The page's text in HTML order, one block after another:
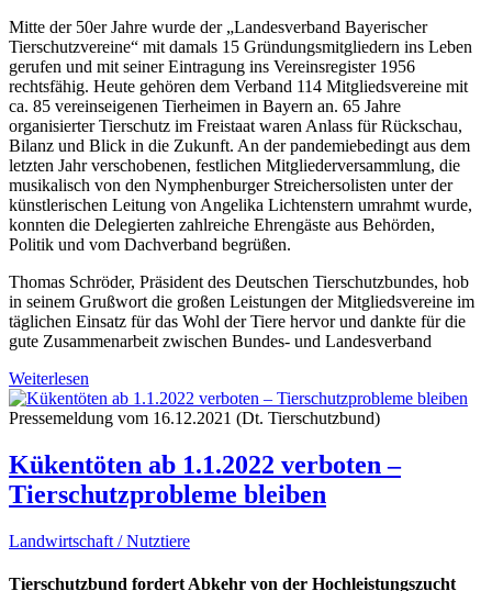
Mitte der 50er Jahre wurde der „Landesverband Bayerischer
Tierschutzvereine“ mit damals 15 Gründungsmitgliedern ins Leben
gerufen und mit seiner Eintragung ins Vereinsregister 1956
rechtsfähig. Heute gehören dem Verband 114 Mitgliedsvereine mit
ca. 85 vereinseigenen Tierheimen in Bayern an. 65 Jahre
organisierter Tierschutz im Freistaat waren Anlass für Rückschau,
Bilanz und Blick in die Zukunft. An der pandemiebedingt aus dem
letzten Jahr verschobenen, festlichen Mitgliederversammlung, die
musikalisch von den Nymphenburger Streichersolisten unter der
künstlerischen Leitung von Angelika Lichtenstern umrahmt wurde,
konnten die Delegierten zahlreiche Ehrengäste aus Behörden,
Politik und vom Dachverband begrüßen.
Thomas Schröder, Präsident des Deutschen Tierschutzbundes, hob
in seinem Grußwort die großen Leistungen der Mitgliedsvereine im
täglichen Einsatz für das Wohl der Tiere hervor und dankte für die
gute Zusammenarbeit zwischen Bundes- und Landesverband
Weiterlesen
Pressemeldung vom 16.12.2021 (Dt. Tierschutzbund)
Kükentöten ab 1.1.2022 verboten –
Tierschutzprobleme bleiben
Landwirtschaft / Nutztiere
Tierschutzbund fordert Abkehr von der Hochleistungszucht